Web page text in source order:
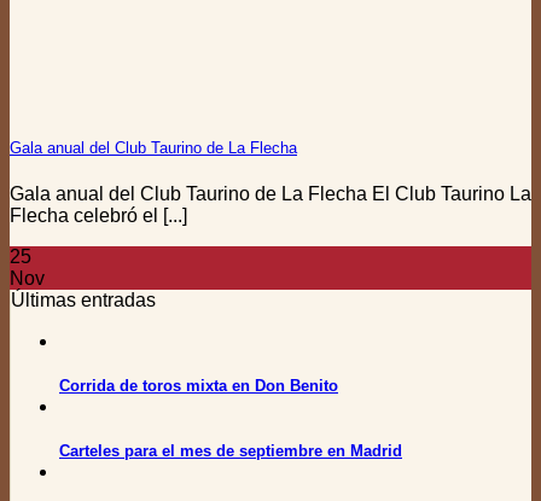
Gala anual del Club Taurino de La Flecha
Gala anual del Club Taurino de La Flecha El Club Taurino La
Flecha celebró el [...]
25
Nov
Últimas entradas
Corrida de toros mixta en Don Benito
Carteles para el mes de septiembre en Madrid